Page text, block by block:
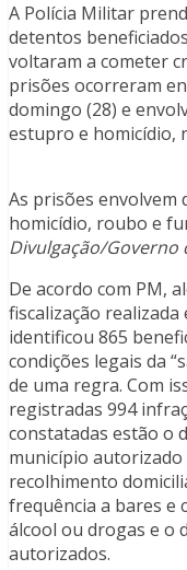
A Polícia Militar
detentos
voltaram a cometer
prisões ocorreram
domingo (28) e
estupro e homicídio,
As prisões envolvem
homicídio, roubo e
Divulgação/Governo
De acordo com PM,
fiscalização
identificou 865
condições legais da
de uma regra. Com
registradas 994
constatadas estão o
município autorizado
recolhimento
frequência a bares e
álcool ou drogas e o
autorizados.